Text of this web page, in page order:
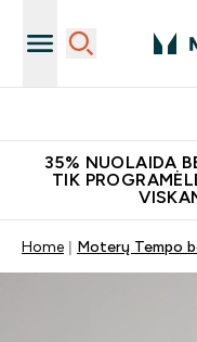
35% NUOLAIDA
TIK
Home Moterų Tempo